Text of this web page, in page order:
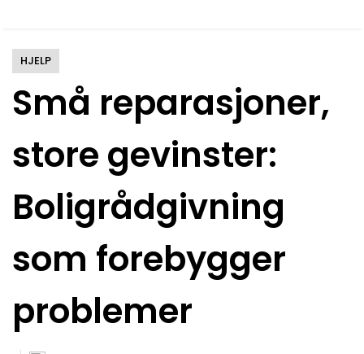
Små reparasjoner,
store gevinster:
Boligrådgivning
som forebygger
problemer
HJELP